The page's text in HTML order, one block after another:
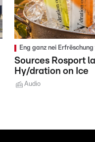
Eng ganz nei
Sources Rosport
Hy/dration on Ice
Audio